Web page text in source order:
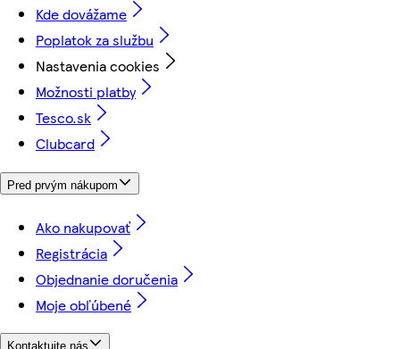
Kde dovážame
Poplatok za službu
Nastavenia cookies
Možnosti platby
Tesco.sk
Clubcard
Pred prvým nákupom
Ako nakupovať
Registrácia
Objednanie doručenia
Moje obľúbené
Kontaktujte nás